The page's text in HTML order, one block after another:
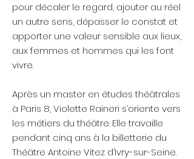
pour décaler le regard, ajouter au réel
un autre sens, dépasser le constat et
apporter une valeur sensible aux lieux,
aux femmes et hommes qui les font
vivre.
Après un master en études théâtrales
à Paris 8, Violette Raineri s’oriente vers
les métiers du théâtre. Elle travaille
pendant cinq ans à la billetterie du
Théâtre Antoine Vitez d’Ivry-sur-Seine.